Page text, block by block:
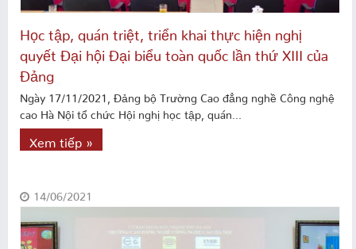
Học tập, quán triệt, triển khai thực hiện nghị
quyết Đại hội Đại biểu toàn quốc lần thứ XIII của
Đảng
Ngày 17/11/2021, Đảng bộ Trường Cao đẳng nghề Công nghệ
cao Hà Nội tổ chức Hội nghị học tập, quán...
Xem tiếp »
14/06/2021